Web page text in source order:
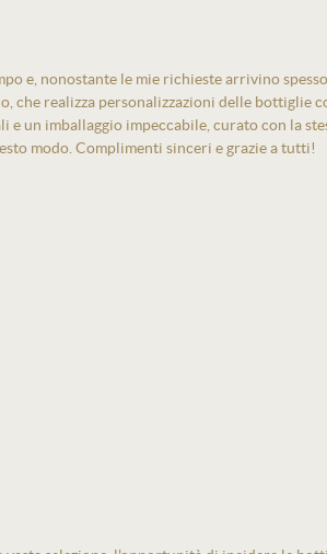
e, nonostante le mie richieste arrivino
che realizza personalizzazioni delle
un imballaggio impeccabile, curato con la
modo. Complimenti sinceri e grazie a tutti!